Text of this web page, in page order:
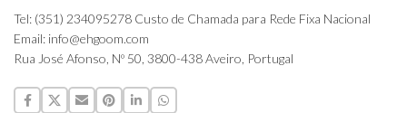
Tel: (351) 234095278 Custo de Chamada para Rede Fixa Nacional
Email: info@ehgoom.com
Rua José Afonso, Nº 50, 3800-438 Aveiro, Portugal